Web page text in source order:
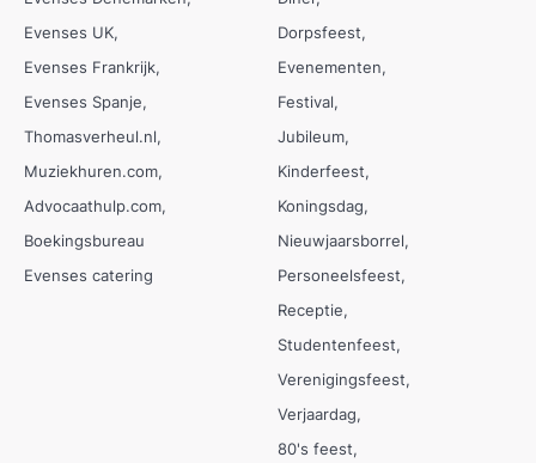
Evenses UK
Evenses Frankrijk
Evenses Spanje
Thomasverheul.nl
Muziekhuren.com
Advocaathulp.com
Boekingsbureau
Evenses catering
Dorpsfeest
Evenementen
Festival
Jubileum
Kinderfeest
Koningsdag
Nieuwjaarsborrel
Personeelsfeest
Receptie
Studentenfeest
Verenigingsfeest
Verjaardag
80's feest